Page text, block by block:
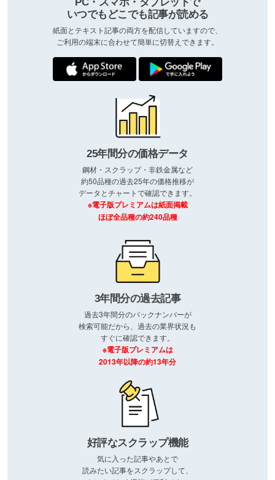
いつでもどこでも記事が読める
紙面とテキスト記事の両方を配信していますので、
ご利用の端末に合わせて簡単に切替えできます。
25年間分の価格データ
鋼材・スクラップ・非鉄金属など
約50品種の過去25年の価格推移が
データとチャートで確認できます。
※電子版プレミアムは紙面掲載
ほぼ全品種の約240品種
3年間分の過去記事
過去3年間分のバックナンバーが
検索可能だから、過去の業界状況も
すぐに確認できます。
※電子版プレミアムは
2013年以降の約13年分
好評なスクラップ機能
気に入った記事やあとで
読みたい記事をスクラップして、